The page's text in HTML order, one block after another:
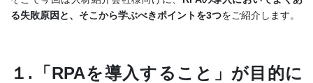
る失敗原因と、そこから学ぶべきポイントを3つをご紹介します。
１.「RPAを導入すること」が目的に